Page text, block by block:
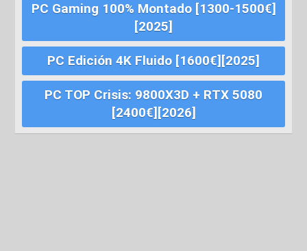
PC Gaming 100% Montado [1300-1500€]
[2025]
PC Edición 4K Fluido [1600€][2025]
PC TOP Crisis: 9800X3D + RTX 5080
[2400€][2026]